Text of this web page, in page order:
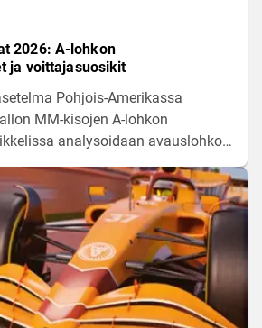
2026: A-lohkon
ja voittajasuosikit
Pohjois-Amerikassa
MM-kisojen A-lohkon
analysoidaan avauslohkon
matkalla kohti jatkopelejä.